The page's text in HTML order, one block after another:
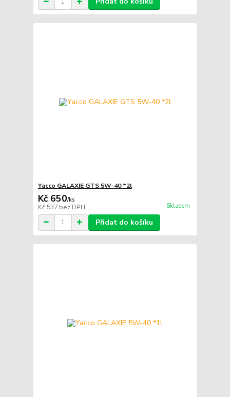
Yacco GALAXIE GTS 5W-40 *2l
Kč 650/ks
Kč 537 bez DPH Skladem
Přidat do košíku